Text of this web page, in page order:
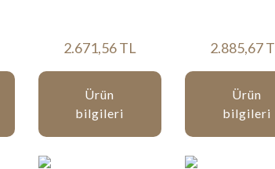
2.671,56 TL
Ürün
bilgileri
2.885,67
Ürün
bilgileri